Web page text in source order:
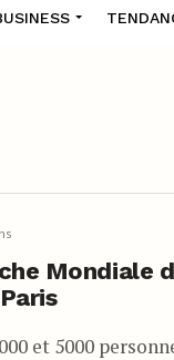
Mondiale
et 5000